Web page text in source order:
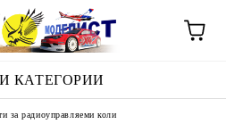
КАТЕГОРИИ
за радиоуправляеми коли